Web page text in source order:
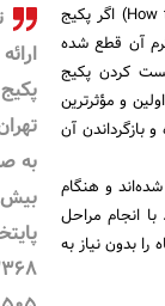
به
نحوه ریست کردن پکیج گلدیران (How to reset Goldiran package) اگر پکیج
گرم آن قطع شده
کردن پکیج
و مؤثرترین
آن
و هنگام
انجام مراحل
بدون نیاز به